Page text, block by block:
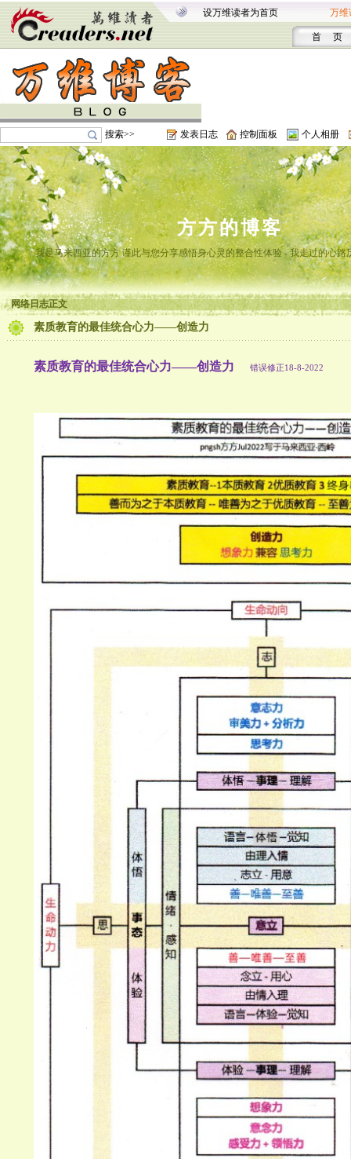
设万维读者为首页 万维
首 页
搜索>> 发表日志 控制面板 个人相册
方方的博客
我是马来西亚的方方 谨此与您分享感悟身心灵的整合性体验 - 我走过的心路
网络日志正文
素质教育的最佳统合心力——创造力
素质教育的最佳统合心力——创造力 错误修正18-8-2022